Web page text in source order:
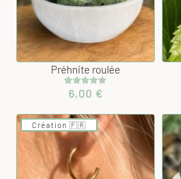
Préhnite roulée
Noté5.00
notation
client
6,00 €
Création 🇫🇷